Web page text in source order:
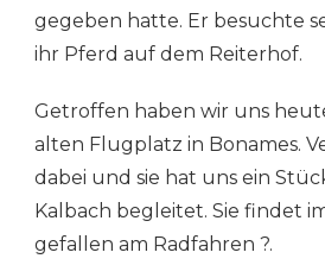
gegeben hatte. Er besuchte
ihr Pferd auf dem Reiterhof.
Getroffen haben wir uns
alten Flugplatz in Bonames.
dabei und sie hat uns ein
Kalbach begleitet. Sie findet
gefallen am Radfahren ?.